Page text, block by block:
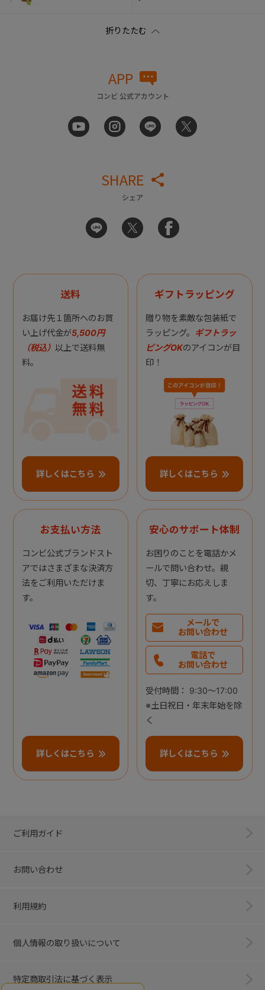
APP
コンビ 公式アカウント
SHARE
シェア
送料
お届け先１箇所へのお買
い上げ代金が5,500円
（税込） 以上で送料無
料。
詳しくはこちら
ギフトラッピング
贈り物を素敵な包装紙で
ラッピング。 ギフトラッ
ピングOKのアイコンが目
印！
詳しくはこちら
お支払い方法
コンビ公式ブランドスト
アではさまざまな決済方
法をご利用いただけま
す。
詳しくはこちら
安心のサポート体制
お困りのことを電話かメ
ールで問い合わせ。親
切、丁寧にお応えしま
す。
メールで
お問い合わせ
電話で
お問い合わせ
受付時間： 9:30～17:00
※土日祝日・年末年始を除
く
詳しくはこちら
ご利用ガイド
お問い合わせ
利用規約
個人情報の取り扱いについて
特定商取引法に基づく表示